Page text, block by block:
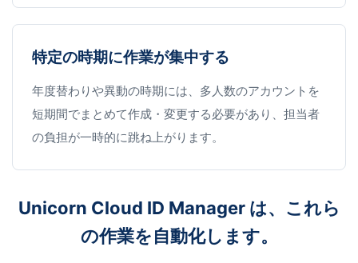
特定の時期に作業が集中する
年度替わりや異動の時期には、多人数のアカウントを
短期間でまとめて作成・変更する必要があり、担当者
の負担が一時的に跳ね上がります。
Unicorn Cloud ID Manager は、これら
の作業を自動化します。